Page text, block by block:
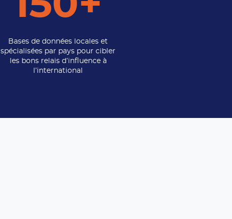
Bases de données locales et
spécialisées par pays pour cibler
les bons relais d’influence à
l’international